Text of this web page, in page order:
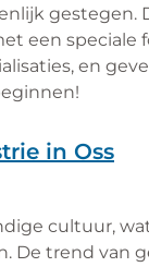
gestegen.
een speciale
en
in Oss
cultuur,
De trend van